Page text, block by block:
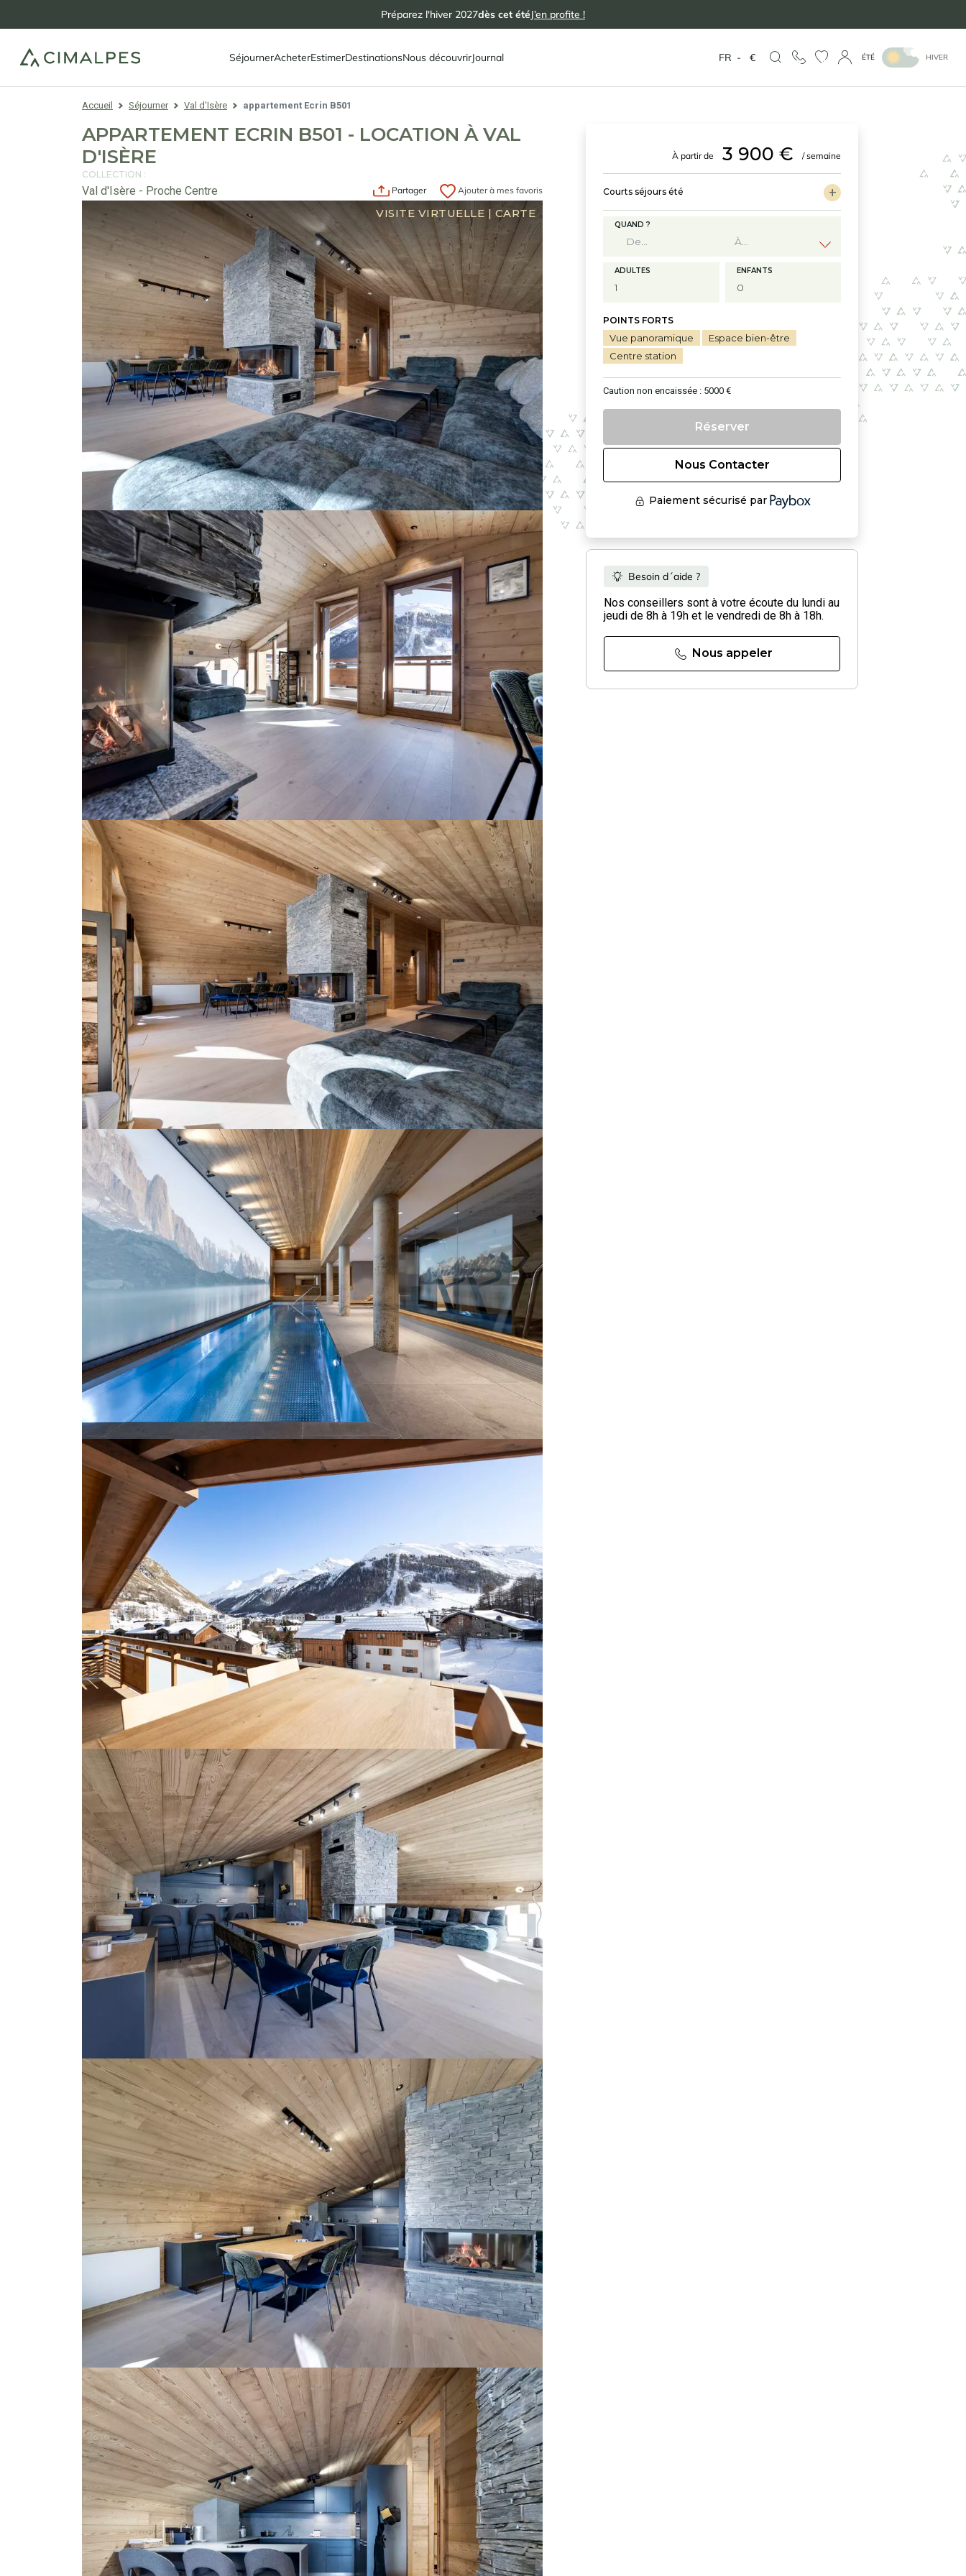
Préparez l'hiver 2027dès cet étéJ’en profite !
SéjournerAcheterEstimerDestinationsNous découvrirJournal FR - € ÉTÉ HIVER
Accueil Séjourner Val d'Isère appartement Ecrin B501
APPARTEMENT ECRIN B501 - LOCATION À VAL
D'ISÈRE
COLLECTION :
Val d'Isère - Proche Centre Partager Ajouter à mes favoris
VISITE VIRTUELLE | CARTE
À partir de 3 900 € / semaine
Courts séjours été
QUAND ?
ADULTES ENFANTS
POINTS FORTS
Vue panoramique
Espace bien-être
Centre station
Caution non encaissée : 5000 €
Réserver
Nous Contacter
Paiement sécurisé par
Besoin d´aide ?
Nos conseillers sont à votre écoute du lundi au
jeudi de 8h à 19h et le vendredi de 8h à 18h.
Nous appeler